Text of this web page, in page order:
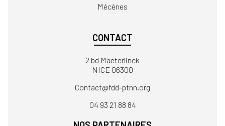
Mécènes
CONTACT
2 bd Maeterlinck
NICE 06300
Contact
04 93 21 88 84